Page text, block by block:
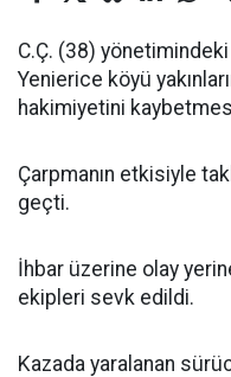
C.Ç. (38)
Yenierice köyü
hakimiyetini
Çarpmanın etkisiyle
geçti.
İhbar üzerine olay
ekipleri sevk edildi.
Kazada yaralanan